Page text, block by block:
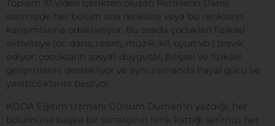
Toplam 10 video içerikten oluşan Renklerin Dansı
serimizde her bölüm ana renklere veya bu renklerin
karışımlarına odaklanıyor. Bu sırada çocukları fiziksel
aktiviteye (ör. dans, resim, müzik, kil, oyun vb.) teşvik
ediyor; çocukların sosyal-duygusal, bilişsel ve fiziksel
gelişimlerini destekliyor ve aynı zamanda hayal gücü ve
yaratıcılıklarını besliyor.
KODA Eğitim Uzmanı Gülsüm Duman’ın yazdığı, her
bölümüne başka bir sanatçının renk kattığı serimizi her